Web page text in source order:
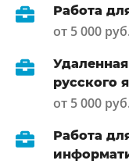
Работа
от 5 000
русского
от 5 000
Работа